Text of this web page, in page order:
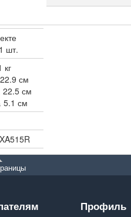
1 шт.
кг
22.9 см
22.5 см
5.1 см
Профиль